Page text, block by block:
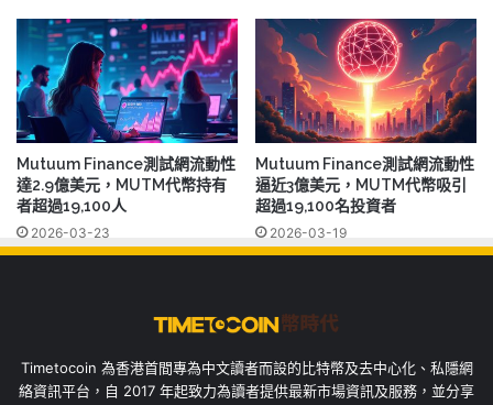
Mutuum Finance測試網流動性
達2.9億美元，MUTM代幣持有
者超過19,100人
2026-03-23
Mutuum Finance測試網流動性
逼近3億美元，MUTM代幣吸引
超過19,100名投資者
2026-03-19
Timetocoin 為香港首間專為中文讀者而設的比特幣及去中心化、私隱網
絡資訊平台，自 2017 年起致力為讀者提供最新市場資訊及服務，並分享